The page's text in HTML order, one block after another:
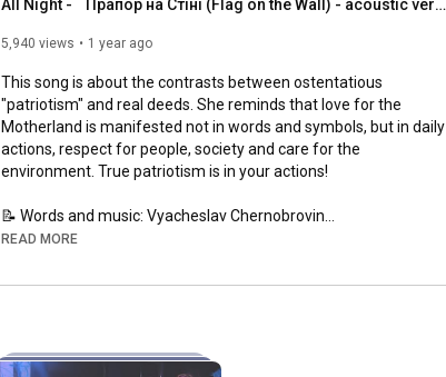
All Night -    Прапор на Стіні (Flag on the Wall) - acoustic version
5,940 views 1 year ago
This song is about the contrasts between ostentatious
"patriotism" and real deeds. She reminds that love for the
Motherland is manifested not in words and symbols, but in daily
actions, respect for people, society and care for the
environment. True patriotism is in your actions!
📝 Words and music: Vyacheslav Chernobrovin
🔈 Recording and mixing: Ivan Luzan (SONCESVIT Studio)
🎸 Bass, backing vocals: Vyacheslav Chernobrovin
🥁 Cajon, chimes, shaker, cowbell, backing vocals: Vadym
READ MORE